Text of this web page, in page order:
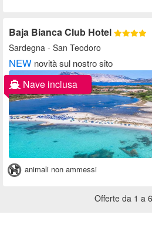
Baja Bianca Club Hotel
Sardegna - San Teodoro
NEW novità sul nostro sito
Nave inclusa
animali non ammessi
Offerte da 1 a